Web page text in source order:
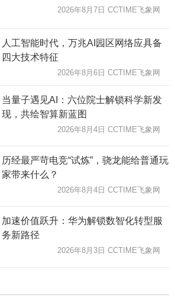
2026年8月7日 CCTIME飞象网
人工智能时代，万兆AI园区网络应具备
四大技术特征
2026年8月6日 CCTIME飞象网
当量子遇见AI：六位院士解锁科学新发
现，共绘智算新蓝图
2026年8月4日 CCTIME飞象网
历经最严苛电竞“试炼”，骁龙能给普通玩
家带来什么？
2026年8月4日 CCTIME飞象网
加速价值跃升：华为解锁数智化转型服
务新路径
2026年8月3日 CCTIME飞象网